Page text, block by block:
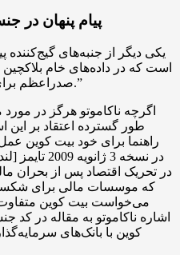
پیام پنهان در
یکی دیگر از جنبه‌های گیج‌کننده
صدراعظم برای کمک مالی دوم بانک آماده است.”
اگرچه ناکاموتو هرگز در
طور گسترده اعتقاد بر
راهنما برای خود بیت کوین
در نسخه 3
که موسسات مالی برای
می‌خواست بیت کوین
اشاره ناکاموتو به مقاله در